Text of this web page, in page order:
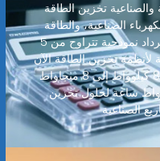
والصناعية تخزين الطاقة
الصناعية، والطاقة
الاحتياطية للطوارئ، مع فترات استرداد نموذجية تتراوح من 5
لأنظمة تخزين الطاقة الآن
بأنظمة متكاملة بسعة تتراوح من 80 كيلوواط إلى 8 ميجاواط
دولارًا/كيلوواط ساعة لحلول تخزين